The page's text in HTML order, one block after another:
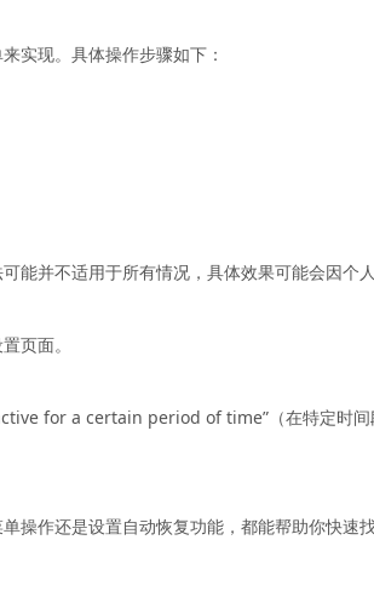
实现。具体操作步骤如下：
能并不适用于所有情况，具体效果可能会因个
页面。
for a certain period of time”（在特定时间
操作还是设置自动恢复功能，都能帮助你快速